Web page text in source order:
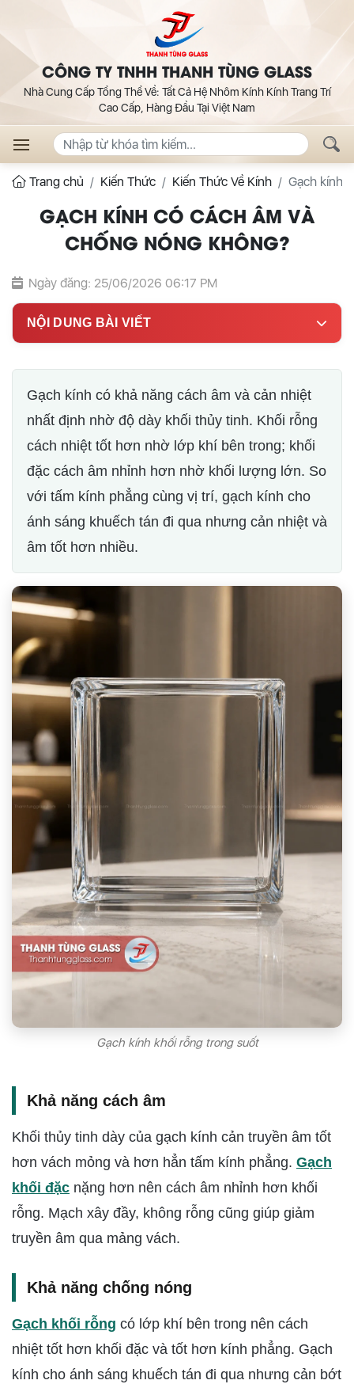
CÔNG TY TNHH THANH TÙNG GLASS
Nhà Cung Cấp Tổng Thể Về: Tất Cả Hệ Nhôm Kính Kính Trang Trí
Cao Cấp, Hàng Đầu Tại Việt Nam
Trang chủ Kiến Thức Kiến Thức Về Kính Gạch kính
GẠCH KÍNH CÓ CÁCH ÂM VÀ
CHỐNG NÓNG KHÔNG?
Ngày đăng: 25/06/2026 06:17 PM
NỘI DUNG BÀI VIẾT
Gạch kính có khả năng cách âm và cản nhiệt
nhất định nhờ độ dày khối thủy tinh. Khối rỗng
cách nhiệt tốt hơn nhờ lớp khí bên trong; khối
đặc cách âm nhỉnh hơn nhờ khối lượng lớn. So
với tấm kính phẳng cùng vị trí, gạch kính cho
ánh sáng khuếch tán đi qua nhưng cản nhiệt và
âm tốt hơn nhiều.
Gạch kính khối rỗng trong suốt
Khả năng cách âm
Khối thủy tinh dày của gạch kính cản truyền âm tốt
hơn vách mỏng và hơn hẳn tấm kính phẳng. Gạch
khối đặc nặng hơn nên cách âm nhỉnh hơn khối
rỗng. Mạch xây đầy, không rỗng cũng giúp giảm
truyền âm qua mảng vách.
Khả năng chống nóng
Gạch khối rỗng có lớp khí bên trong nên cách
nhiệt tốt hơn khối đặc và tốt hơn kính phẳng. Gạch
kính cho ánh sáng khuếch tán đi qua nhưng cản bớt